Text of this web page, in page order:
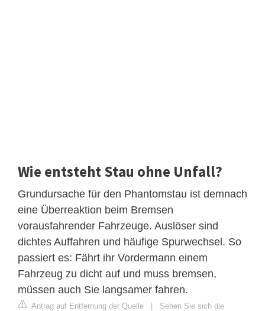
Wie entsteht Stau ohne Unfall?
Grundursache für den Phantomstau ist demnach
eine Überreaktion beim Bremsen
vorausfahrender Fahrzeuge. Auslöser sind
dichtes Auffahren und häufige Spurwechsel. So
passiert es: Fährt ihr Vordermann einem
Fahrzeug zu dicht auf und muss bremsen,
müssen auch Sie langsamer fahren.
Antrag auf Entfernung der Quelle | Sehen Sie sich die